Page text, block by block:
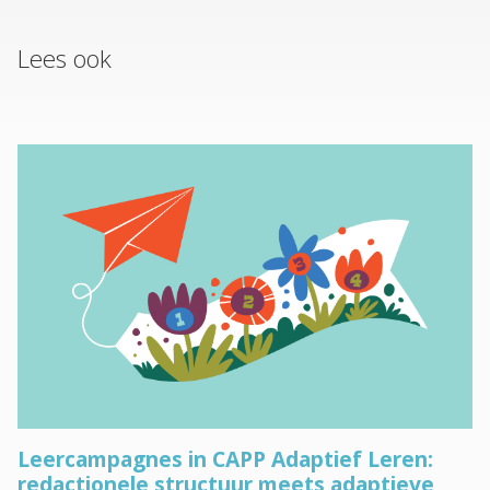
Maak zelf E-Learning Test
Defacto
Over Defacto
Vacatures
Blog
Open Source Projecten
Lees ook
Leercampagnes in CAPP Adaptief Leren:
redactionele structuur meets adaptieve